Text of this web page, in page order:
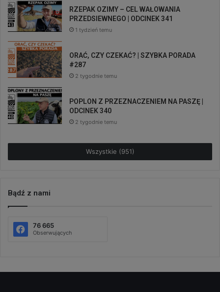
RZEPAK OZIMY – CEL WAŁOWANIA
PRZEDSIEWNEGO | ODCINEK 341
1 tydzień temu
ORAĆ, CZY CZEKAĆ? | SZYBKA PORADA
#287
2 tygodnie temu
POPLON Z PRZEZNACZENIEM NA PASZĘ |
ODCINEK 340
2 tygodnie temu
Wszystkie (951)
Bądź z nami
76 665
Obserwujących